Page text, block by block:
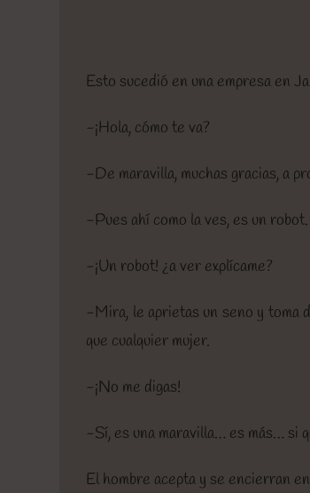
Esto sucedió en una empresa en
-¡Hola, cómo te va?
-De maravilla, muchas gracias, a
-Pues ahí como la ves, es un robot.
-¡Un robot! ¿a ver explícame?
-Mira, le aprietas un seno y toma
que cualquier mujer.
-¡No me digas!
-Sí, es una maravilla… es más… si
El hombre acepta y se encierran